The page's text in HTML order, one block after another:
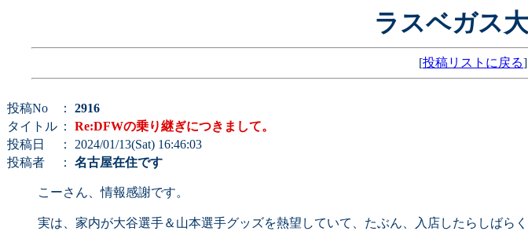
ラスベガス
[投稿リストに戻る
投稿No ： 2916
タイトル ： Re:DFWの乗り継ぎにつきまして。
投稿日
： 2024/01/13(Sat) 16:46:03
投稿者
： 名古屋在住です
こーさん、情報感謝です。
実は、家内が大谷選手＆山本選手グッズを熱望していて、たぶん、入店したらしばら